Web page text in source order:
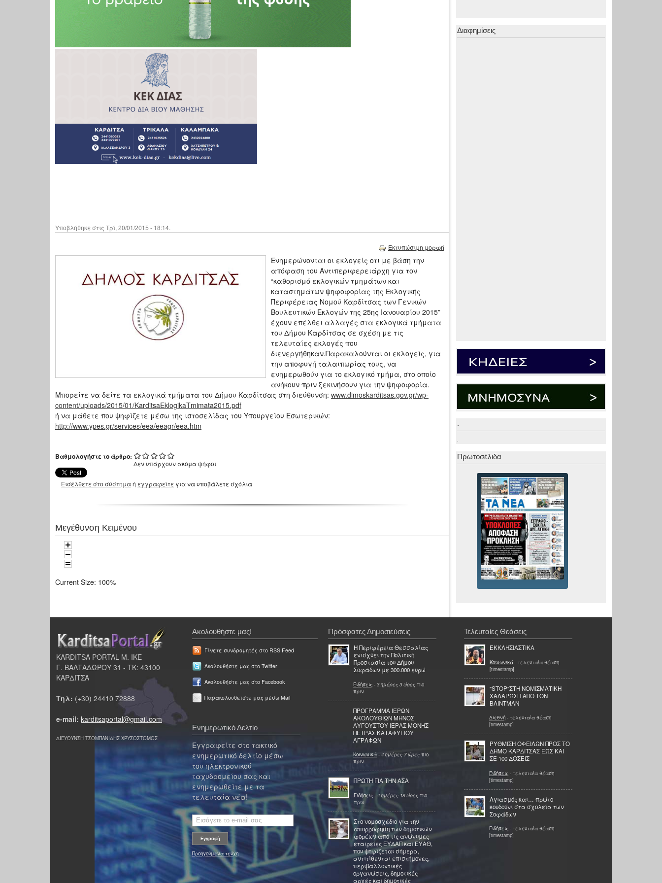
Υποβλήθηκε στις Τρί, 20/01/2015 - 18:14.
Εκτυπώσιμη μορφή
Ενημερώνονται οι εκλογείς οτι με βάση την
απόφαση τoυ Αντιπεριφερειάρχη για τον
“καθορισμό εκλογικών τμημάτων και
καταστημάτων ψηφοφορίας της Εκλογικής
Περιφέρειας Νομού Καρδίτσας των Γενικών
Βουλευτικών Εκλογών της 25ης Ιανουαρίου 2015”
έχουν επέλθει αλλαγές στα εκλογικά τμήματα
του Δήμου Καρδίτσας σε σχέση με τις
τελευταίες εκλογές που
διενεργήθηκαν.Παρακαλούνται οι εκλογείς, για
την αποφυγή ταλαιπωρίας τους, να
ενημερωθούν για το εκλογικό τμήμα, στο οποίο
ανήκουν πριν ξεκινήσουν για την ψηφοφορία.
Μπορείτε να δείτε τα εκλογικά τμήματα του Δήμου Καρδίτσας στη διεύθυνση: www.dimoskarditsas.gov.gr/wp-
content/uploads/2015/01/KarditsaEklogikaTmimata2015.pdf
ή να μάθετε που ψηφίζετε μέσω της ιστοσελίδας του Υπουργείου Εσωτερικών:
http://www.ypes.gr/services/eea/eeagr/eea.htm
Βαθμολογήστε το άρθρο:
Δεν υπάρχουν ακόμα ψήφοι
Εισέλθετε στο σύστημαή εγγραφείτε για να υποβάλετε σχόλια
Μεγέθυνση Κειμένου
Current Size: 100%
Διαφημίσεις
.
.
Πρωτοσέλιδα
KARDITSA PORTAL Μ. ΙΚΕ
Γ. ΒΑΛΤΑΔΩΡΟΥ 31 - ΤΚ: 43100
ΚΑΡΔΙΤΣΑ
Τηλ: (+30) 24410 72888
e-mail: karditsaportal@gmail.com
ΔΙΕΥΘΥΝΣΗ ΤΣΟΜΠΑΝΙΔΗΣ ΧΡΥΣΟΣΤΟΜΟΣ
Ακολουθήστε μας!
Γίνετε συνδρομητές στο RSS Feed
Ακολουθήστε μας στο Twitter
Ακολουθήστε μας στο Facebook
Παρακολουθείστε μας μέσω Mail
Ενημερωτικό Δελτίο
Εγγραφείτε στο τακτικό
ενημερωτικό δελτίο μέσω
του ηλεκτρονικού
ταχυδρομείου σας και
ενημερωθείτε με τα
τελευταία νέα!
Προηγούμενα τεύχη
Πρόσφατες Δημοσιεύσεις
Η Περιφέρεια Θεσσαλίας
ενισχύει την Πολιτική
Προστασία του Δήμου
Σοφάδων με 300.000 ευρώ
Ειδήσεις - 3 ημέρες 3 ώρες πιο
πριν
ΠΡΟΓΡΑΜΜΑ ΙΕΡΩΝ
ΑΚΟΛΟΥΘΙΩΝ ΜΗΝΟΣ
ΑΥΓΟΥΣΤΟΥ ΙΕΡΑΣ ΜΟΝΗΣ
ΠΕΤΡΑΣ ΚΑΤΑΦΥΓΙΟΥ
ΑΓΡΑΦΩΝ
Κοινωνικά - 4 ημέρες 7 ώρες πιο
πριν
ΠΡΩΤΗ ΓΙΑ ΤΗΝ ΑΣΑ
Ειδήσεις - 4 ημέρες 18 ώρες πιο
πριν
Στο νομοσχέδιο για την
απορρόφηση των δημοτικών
φορέων από τις ανώνυμες
εταιρείες ΕΥΔΑΠ και ΕΥΑΘ,
που ψηφίζεται σήμερα,
αντιτίθενται επιστήμονες,
περιβαλλοντικές
οργανώσεις, δημοτικές
αρχές και δημοτικές
Τελευταίες Θεάσεις
ΕΚΚΛΗΣΙΑΣΤΙΚΑ
Κοινωνικά - τελευταία θέαση
[timestamp]
"STOP"ΣΤΗ ΝΟΜΙΣΜΑΤΙΚΗ
ΧΑΛΑΡΩΣΗ ΑΠΟ ΤΟΝ
ΒΑΙΝΤΜΑΝ
Διεθνή - τελευταία θέαση
[timestamp]
ΡΥΘΜΙΣΗ ΟΦΕΙΛΩΝ ΠΡΟΣ ΤΟ
ΔΗΜΟ ΚΑΡΔΙΤΣΑΣ ΕΩΣ ΚΑΙ
ΣΕ 100 ΔΟΣΕΙΣ
Ειδήσεις - τελευταία θέαση
[timestamp]
Αγιασμός και… πρώτο
κουδούνι στα σχολεία των
Σοφάδων
Ειδήσεις - τελευταία θέαση
[timestamp]